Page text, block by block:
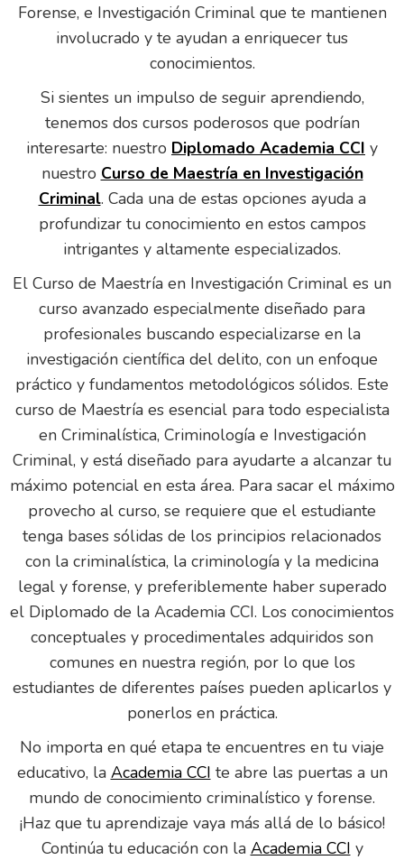
Forense, e Investigación Criminal que te mantienen
involucrado y te ayudan a enriquecer tus
conocimientos.
Si sientes un impulso de seguir aprendiendo,
tenemos dos cursos poderosos que podrían
interesarte: nuestro Diplomado Academia CCI y
nuestro Curso de Maestría en Investigación
Criminal. Cada una de estas opciones ayuda a
profundizar tu conocimiento en estos campos
intrigantes y altamente especializados.
El Curso de Maestría en Investigación Criminal es un
curso avanzado especialmente diseñado para
profesionales buscando especializarse en la
investigación científica del delito, con un enfoque
práctico y fundamentos metodológicos sólidos. Este
curso de Maestría es esencial para todo especialista
en Criminalística, Criminología e Investigación
Criminal, y está diseñado para ayudarte a alcanzar tu
máximo potencial en esta área. Para sacar el máximo
provecho al curso, se requiere que el estudiante
tenga bases sólidas de los principios relacionados
con la criminalística, la criminología y la medicina
legal y forense, y preferiblemente haber superado
el Diplomado de la Academia CCI. Los conocimientos
conceptuales y procedimentales adquiridos son
comunes en nuestra región, por lo que los
estudiantes de diferentes países pueden aplicarlos y
ponerlos en práctica.
No importa en qué etapa te encuentres en tu viaje
educativo, la Academia CCI te abre las puertas a un
mundo de conocimiento criminalístico y forense.
¡Haz que tu aprendizaje vaya más allá de lo básico!
Continúa tu educación con la Academia CCI y